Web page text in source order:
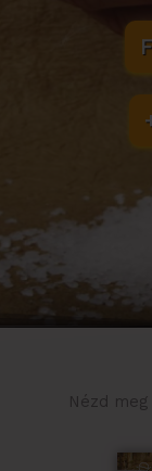
Nézd